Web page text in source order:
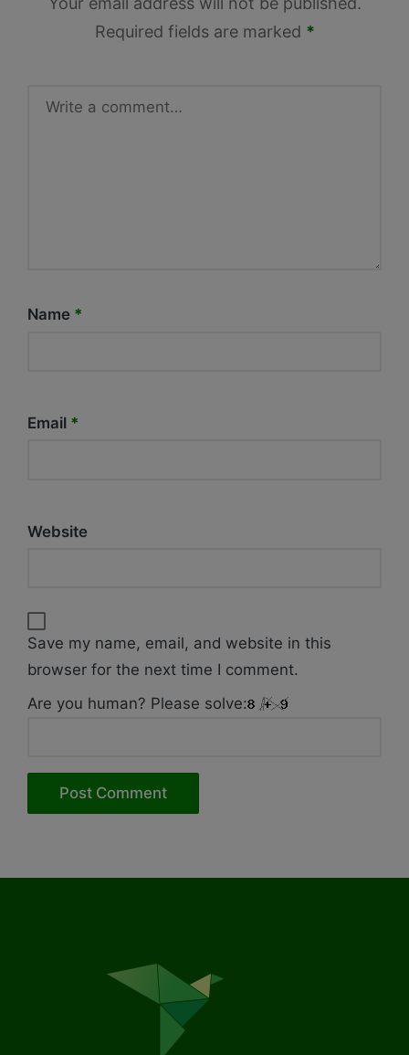
Required fields are marked *
Name *
Email *
Website
Save my name, email, and website in this
browser for the next time I comment.
Are you human? Please solve: